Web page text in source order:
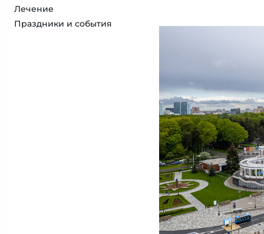
Лечение
Праздники и события